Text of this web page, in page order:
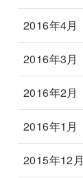
2016年4月
2016年3月
2016年2月
2016年1月
2015年12月